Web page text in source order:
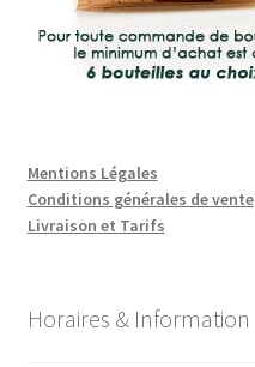
Mentions Légales
Conditions générales de vente
Livraison et Tarifs
Horaires & Information